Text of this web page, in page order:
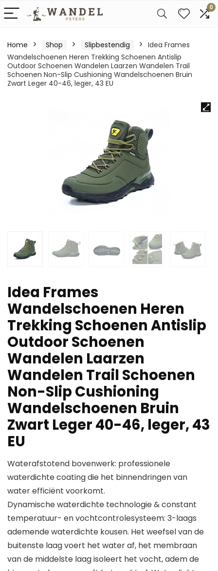
0
Home Shop Slipbestendig
Idea Frames
Wandelschoenen Heren Trekking Schoenen Antislip
Outdoor Schoenen Wandelen Laarzen Wandelen Trail
Schoenen Non-Slip Cushioning Wandelschoenen Bruin
Zwart Leger 40-46, leger, 43 EU
Idea Frames
Wandelschoenen Heren
Trekking Schoenen Antislip
Outdoor Schoenen
Wandelen Laarzen
Wandelen Trail Schoenen
Non-Slip Cushioning
Wandelschoenen Bruin
Zwart Leger 40-46, leger, 43
EU
Waterafstotend bovenwerk: professionele
waterdichte coating die het binnendringen van
water efficiënt voorkomt.
Dynamische waterdichte technologie & constant
temperatuur- en vochtcontrolesysteem: 3-laags
ademende waterdichte kousen. Het weefsel van de
buitenste laag voert het water af, het membraan
van de middelste laag isoleert het vocht, adem de